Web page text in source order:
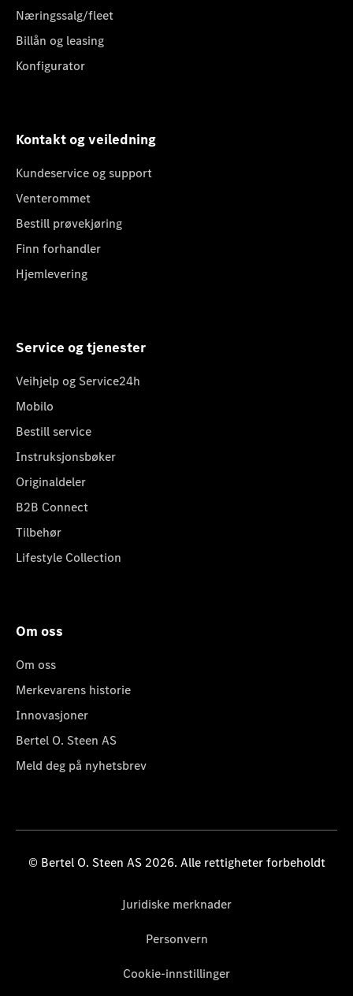
Næringssalg/fleet
Billån og leasing
Konfigurator
Kontakt og veiledning
Kundeservice og support
Venterommet
Bestill prøvekjøring
Finn forhandler
Hjemlevering
Service og tjenester
Veihjelp og Service24h
Mobilo
Bestill service
Instruksjonsbøker
Originaldeler
B2B Connect
Tilbehør
Lifestyle Collection
Om oss
Om oss
Merkevarens historie
Innovasjoner
Bertel O. Steen AS
Meld deg på nyhetsbrev
© Bertel O. Steen AS 2026. Alle rettigheter forbeholdt
Juridiske merknader
Personvern
Cookie-innstillinger